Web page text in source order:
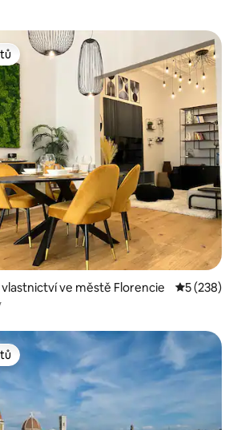
Oblíbené u hostů
ve městě Florencie Průměrné
5 (238)
Oblíbené u hostů